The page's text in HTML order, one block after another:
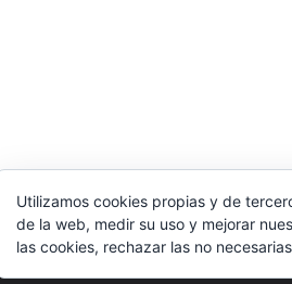
Utilizamos cookies propias y de
de la web, medir su uso y mejorar
las cookies, rechazar las no